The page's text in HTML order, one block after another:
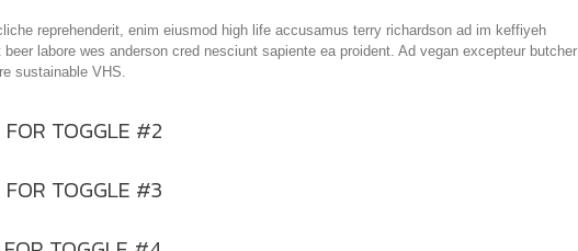
reprehenderit, enim eiusmod high life accusamus terry richardson ad im keffiyeh
labore wes anderson cred nesciunt sapiente ea proident. Ad vegan excepteur butcher
sustainable VHS.
TOGGLE #2
TOGGLE #3